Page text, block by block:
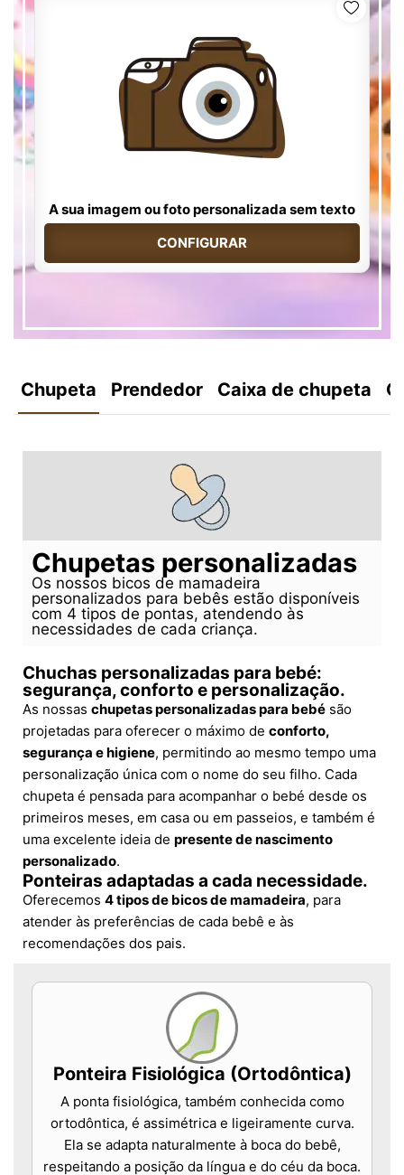
A sua imagem ou foto personalizada sem texto
CONFIGURAR
Chupeta Prendedor Caixa de chupeta
Chupetas personalizadas
Os nossos bicos de mamadeira
personalizados para bebês estão disponíveis
com 4 tipos de pontas, atendendo às
necessidades de cada criança.
Chuchas personalizadas para bebé:
segurança, conforto e personalização.
As nossas chupetas personalizadas para bebé são
projetadas para oferecer o máximo de conforto,
segurança e higiene, permitindo ao mesmo tempo uma
personalização única com o nome do seu filho. Cada
chupeta é pensada para acompanhar o bebé desde os
primeiros meses, em casa ou em passeios, e também é
uma excelente ideia de presente de nascimento
personalizado.
Ponteiras adaptadas a cada necessidade.
Oferecemos 4 tipos de bicos de mamadeira, para
atender às preferências de cada bebê e às
recomendações dos pais.
Ponteira Fisiológica (Ortodôntica)
A ponta fisiológica, também conhecida como
ortodôntica, é assimétrica e ligeiramente curva.
Ela se adapta naturalmente à boca do bebê,
respeitando a posição da língua e do céu da boca.